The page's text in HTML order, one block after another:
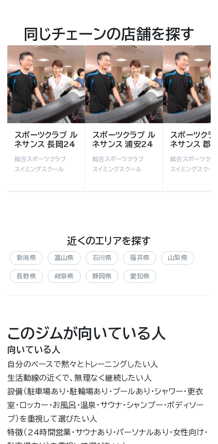
同じチェーンの店舗を探す
スポーツクラブ ル
ネサンス 長岡24
総合スポーツクラブ
スイミングスクール
スポーツクラブ ル
ネサンス 浦安24
総合スポーツクラブ
スイミングスクール
スポーツクラ
ネサンス 郡
総合スポーツクラ
スイミングスクー
近くのエリアを探す
新潟県 富山県 石川県 福井県 山梨県
長野県 岐阜県 静岡県 愛知県
このジムが向いている人
向いている人
自分のペースで黙々とトレーニングしたい人
生活動線の近くで、無理なく継続したい人
設備（駐車場あり・駐輪場あり・プールあり・シャワー・更衣
室・ロッカー・お風呂・温泉・サウナ・シャンプー・ボディソー
プ）を重視して選びたい人
特徴（24時間営業・サウナあり・パーソナルあり・女性向け・